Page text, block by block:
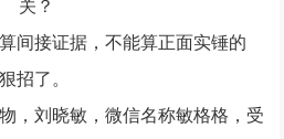
间接证据，不能算正面实锤的
招了。
，刘晓敏，微信名称敏格格，受